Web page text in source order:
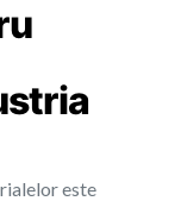
este